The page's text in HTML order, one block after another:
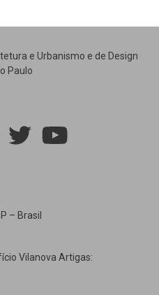
e Urbanismo e de Design
Paulo
– Brasil
Vilanova Artigas: